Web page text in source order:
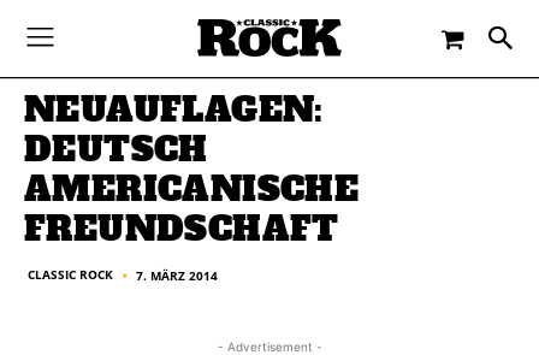
CLASSIC ROCK - 7. MÄRZ 2014
NEUAUFLAGEN:
DEUTSCH
AMERICANISCHE
FREUNDSCHAFT
CLASSIC ROCK ■ 7. MÄRZ 2014
- Advertisement -